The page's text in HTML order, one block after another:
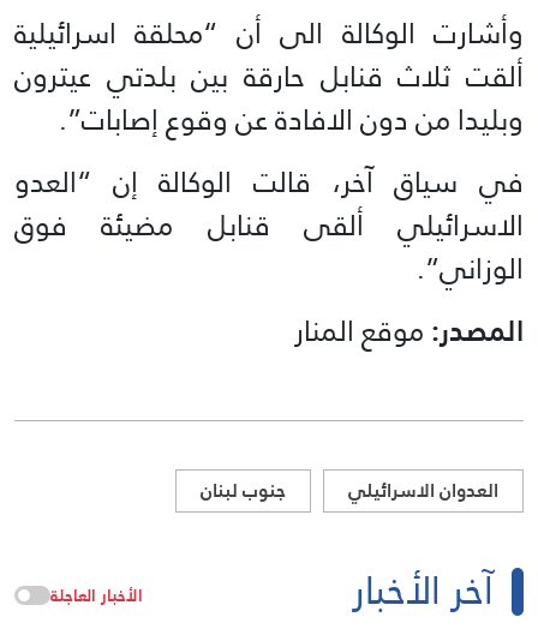
وأشارت الوكالة الى أن “محلقة اسرائيلية
ألقت ثلاث قنابل حارقة بين بلدتي عيترون
وبليدا من دون الافادة عن وقوع إصابات”.
في سياق آخر، قالت الوكالة إن “العدو
الاسرائيلي ألقى قنابل مضيئة فوق
الوزاني”.
المصدر:موقع المنار
العدوان الاسرائيلي جنوب لبنان
آخر الأخبار الأخبار العاجلة